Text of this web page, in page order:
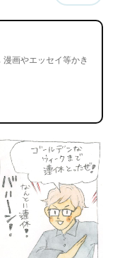
画やエッセイ等かき